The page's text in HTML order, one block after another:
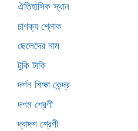
ঐতিহাসিক স্থান
চাণক্য শ্লোক
ছেলেদের নাম
টুকি টাকি
দর্শন শিক্ষা কেন্দ্র
দশম শ্রেণী
দ্বাদশ শ্রেণী